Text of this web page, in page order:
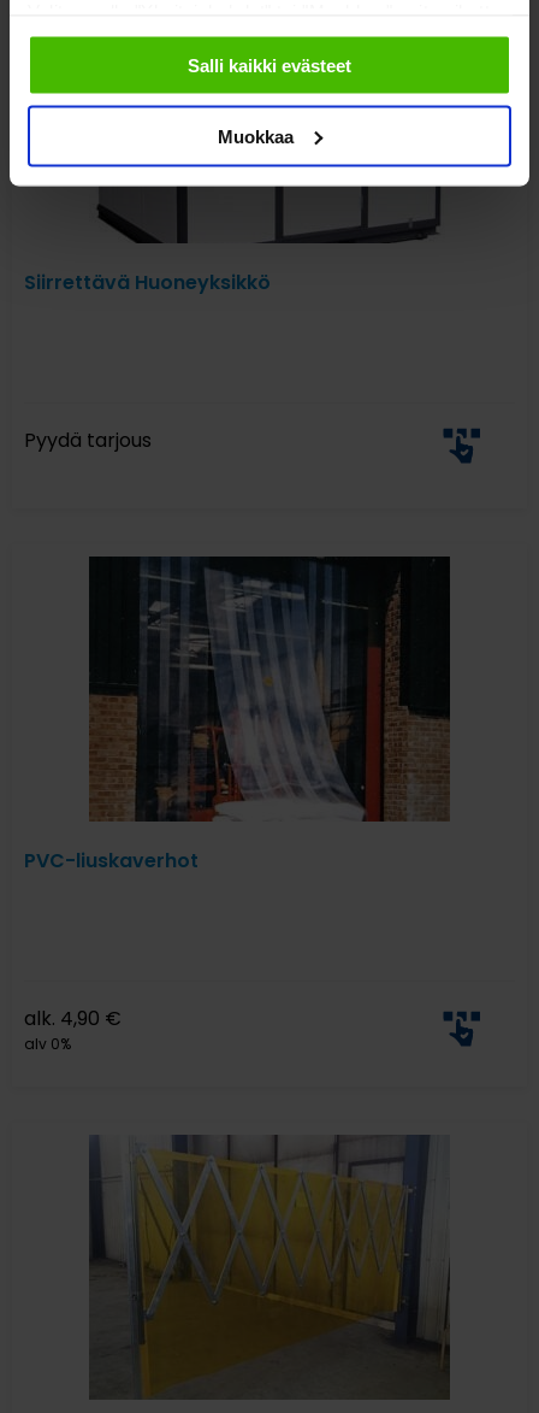
sallimiisi evästeisiin.
Salli kaikki evästeet
Muokkaa
Siirrettävä Huoneyksikkö
Pyydä tarjous
PVC-liuskaverhot
alk. 4,90 €
alv 0%